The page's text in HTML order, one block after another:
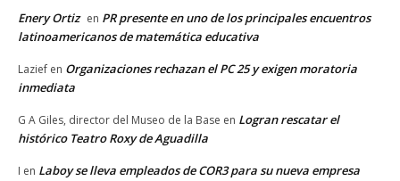
Enery Ortiz en PR presente en uno de los principales encuentros
latinoamericanos de matemática educativa
Lazief en Organizaciones rechazan el PC 25 y exigen moratoria
inmediata
G A Giles, director del Museo de la Base en Logran rescatar el
histórico Teatro Roxy de Aguadilla
I en Laboy se lleva empleados de COR3 para su nueva empresa